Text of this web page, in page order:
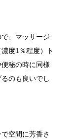
、マッサージ
度1％程度）ト
秘の時に同様
のも良いでし
空間に芳香さ